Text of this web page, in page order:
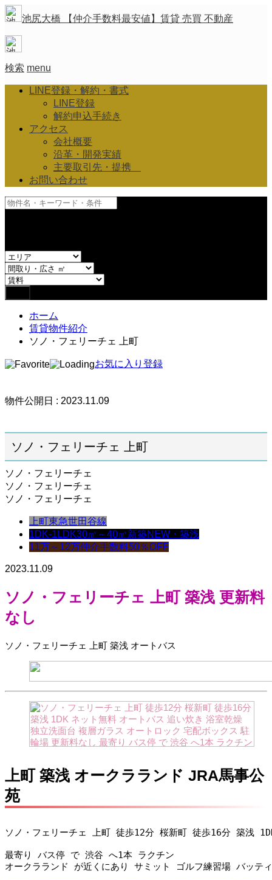
池尻大橋 【仲介手数料最安値】賃貸 売買 不動産
検索 menu
LINE登録・解約・書式
LINE登録
解約申込手続き
アクセス
会社概要
沿革・開発実績
主要取引先・提携
お問い合わせ
ホーム
賃貸物件紹介
ソノ・フェリーチェ 上町
お気に入り登録
物件公開日 : 2023.11.09
ソノ・フェリーチェ 上町
ソノ・フェリーチェ
ソノ・フェリーチェ
ソノ・フェリーチェ
上町東急世田谷線
1DK-1LDK30㎡～40㎡新築NEW・築浅
11万～12万仲介手数料50％OFF
2023.11.09
ソノ・フェリーチェ 上町 築浅 更新料
なし
ソノ・フェリーチェ 上町 築浅 オートバス
上町 築浅 オークラランド JRA馬事公
苑
ソノ・フェリーチェ 上町 徒歩12分 桜新町 徒歩16分 築浅
最寄り バス停 で 渋谷 へ1本 ラクチン
オークラランド が近くにあり サミット ゴルフ練習場 バッテ